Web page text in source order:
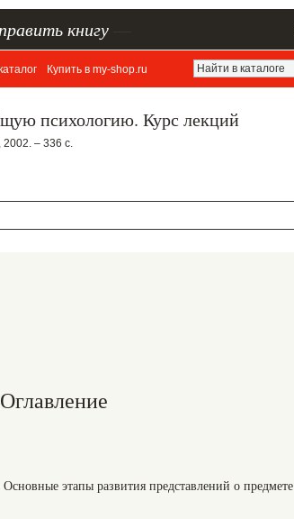
книгу
Купить в my-shop.ru
психологию. Курс лекций
– 336 с.
Оглавление
этапы развития представлений о предмете